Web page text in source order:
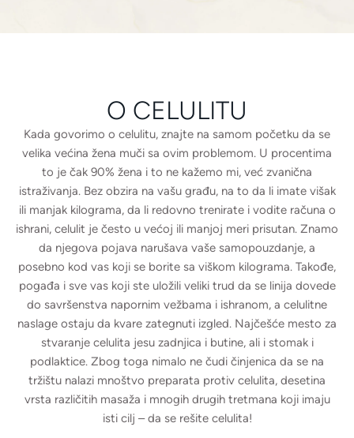
O CELULITU
Kada govorimo o celulitu, znajte na samom početku da se
velika većina žena muči sa ovim problemom. U procentima
to je čak 90% žena i to ne kažemo mi, već zvanična
istraživanja. Bez obzira na vašu građu, na to da li imate višak
ili manjak kilograma, da li redovno trenirate i vodite računa o
ishrani, celulit je često u većoj ili manjoj meri prisutan. Znamo
da njegova pojava narušava vaše samopouzdanje, a
posebno kod vas koji se borite sa viškom kilograma. Takođe,
pogađa i sve vas koji ste uložili veliki trud da se linija dovede
do savršenstva napornim vežbama i ishranom, a celulitne
naslage ostaju da kvare zategnuti izgled. Najčešće mesto za
stvaranje celulita jesu zadnjica i butine, ali i stomak i
podlaktice. Zbog toga nimalo ne čudi činjenica da se na
tržištu nalazi mnoštvo preparata protiv celulita, desetina
vrsta različitih masaža i mnogih drugih tretmana koji imaju
isti cilj – da se rešite celulita!